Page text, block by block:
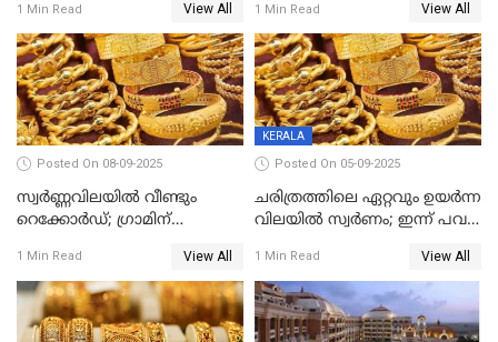
1 Min Read View All 1 Min Read View All
Posted On 08-09-2025
സ്വർണ്ണവിലയിൽ വീണ്ടും
റെക്കോർഡ്; ഗ്രാമിന്
രൂപ മാത്രം കുറവ്
1 Min Read View All
KERALA
Posted On 05-09-2025
ചരിത്രത്തിലെ ഏറ്റവും ഉയർന്ന
വിലയിൽ സ്വർണം; ഇന്ന് പവന്
1 Min Read View All